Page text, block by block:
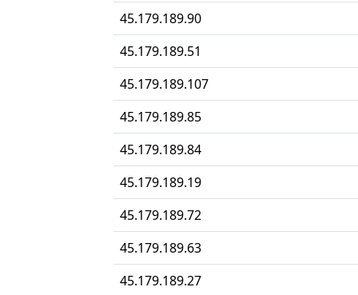
45.179.189.90
45.179.189.51
45.179.189.107
45.179.189.85
45.179.189.84
45.179.189.19
45.179.189.72
45.179.189.63
45.179.189.27